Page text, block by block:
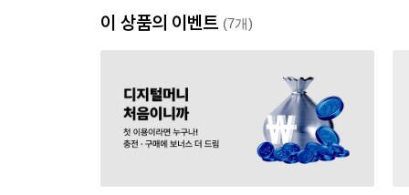
이 상품의 이벤트 (7개)